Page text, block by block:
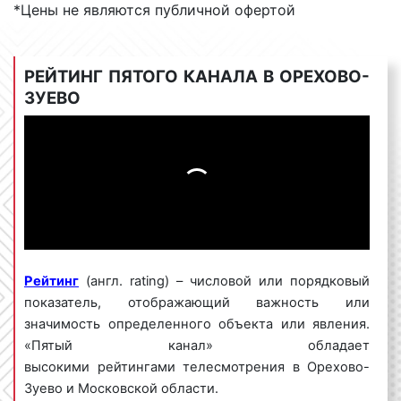
Территория вещания «Пятого канала» в
Орехово-Зуево
Московской области. Телепрограммы «Пятого
охвачены более 2000 населенных пунктов, в том
числе все города-миллионники. Помимо эфирного
вещания, трансляция сигнала осуществляется
посредством спутниковых, кабельных сетей, а
также в сети Интернет на официальном сайте
телеканала. Начиная с марта 2018 г. сигнал
*Цены не являются публичной офертой
РЕЙТИНГ ПЯТОГО КАНАЛА В ОРЕХОВО-
ЗУЕВО
Рейтинг (англ. rating) – числовой или порядковый
показатель, отображающий важность или
значимость определенного объекта или явления.
«Пятый канал» обладает
высокими рейтингами телесмотрения в Орехово-
Зуево и Московской области.